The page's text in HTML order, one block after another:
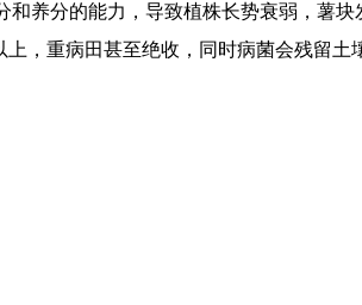
和养分的能力，导致植株长势衰弱，薯
，重病田甚至绝收，同时病菌会残留土